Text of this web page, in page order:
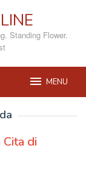
Standing Flower.
MENU
di